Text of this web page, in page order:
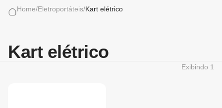
Home/Eletroportáteis/Kart elétrico
Kart elétrico
Exibindo 1